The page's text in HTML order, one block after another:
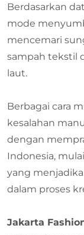
Berdasarkan
mode
mencemari
sampah tekstil
laut.
Berbagai cara
kesalahan
dengan
Indonesia,
yang
dalam proses
Jakarta